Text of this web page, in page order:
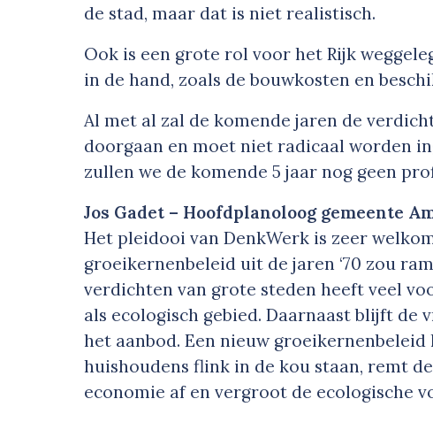
de stad, maar dat is niet realistisch.
Ook is een grote rol voor het Rijk
in de hand, zoals de bouwkosten en
Al met al zal de komende jaren de
doorgaan en moet niet radicaal worden
zullen we de komende 5 jaar nog geen
Jos Gadet – Hoofdplanoloog gemeente
Het pleidooi van DenkWerk is zeer
groeikernenbeleid uit de jaren ‘70 zou
verdichten van grote steden heeft veel
als ecologisch gebied. Daarnaast blijft de
het aanbod. Een nieuw
huishoudens flink in de kou staan, remt
economie af en vergroot de ecologische